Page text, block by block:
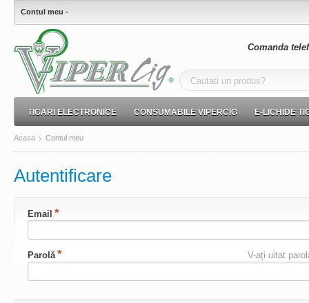
Contul meu -
Comanda
TIGARI ELECTRONICE CONSUMABILE VIPERCIG E-LICHIDE
Acasa Contul meu
Autentificare
Email
Parolă V-ați uitat